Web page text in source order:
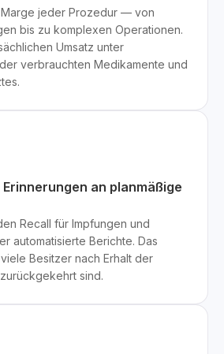
jeder Prozedur — von
bis zu komplexen Operationen.
Umsatz unter
verbrauchten Medikamente und
an planmäßige
Recall für Impfungen und
automatisierte Berichte. Das
Besitzer nach Erhalt der
sind.